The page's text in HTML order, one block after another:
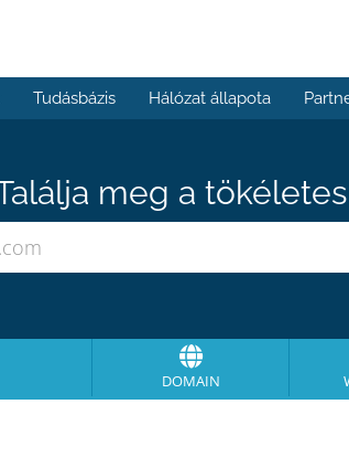
Tudásbázis Hálózat állapota
meg a
DOMAIN